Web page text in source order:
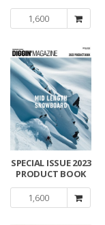
1,600
SPECIAL ISSUE 2023
PRODUCT BOOK
1,600